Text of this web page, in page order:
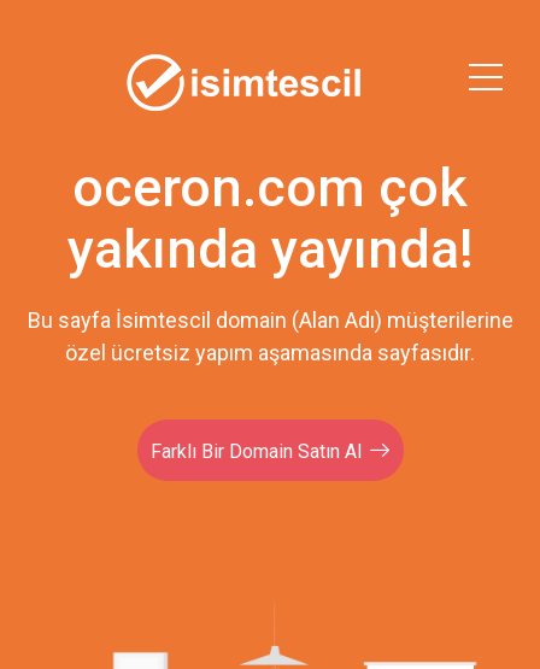
oceron.com çok
yakında yayında!
Bu sayfa İsimtescil domain (Alan Adı) müşterilerine
özel ücretsiz yapım aşamasında sayfasıdır.
Farklı Bir Domain Satın Al